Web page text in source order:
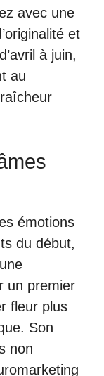
avec une
et
à juin,
au
émotions
du début,
un premier
fleur plus
Son
non